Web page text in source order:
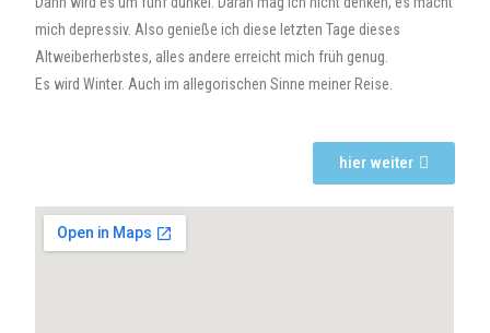
mich depressiv. Also genieße ich diese letzten Tage dieses
Altweiberherbstes, alles andere erreicht mich früh genug.
Es wird Winter. Auch im allegorischen Sinne meiner Reise.
hier weiter